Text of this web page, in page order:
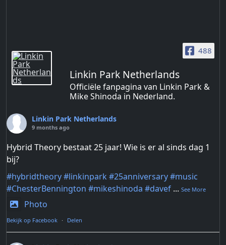
488
Linkin Park Netherlands
Officiële fanpagina van Linkin Park &
Mike Shinoda in Nederland.
Linkin Park Netherlands
9 months ago
Hybrid Theory bestaat 25 jaar! Wie is er al sinds dag 1
bij?
#hybridtheory#linkinpark#25anniversary#music
#ChesterBennington #mikeshinoda #davef ... See More
Photo
Bekijk op Facebook · Delen